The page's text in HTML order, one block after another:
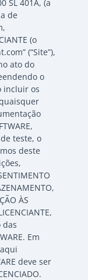
SL 401A, (a
de
(o
(“Site”),
ato do
o
incluir os
teste, o
deste
ÀS
das
Em
deve ser